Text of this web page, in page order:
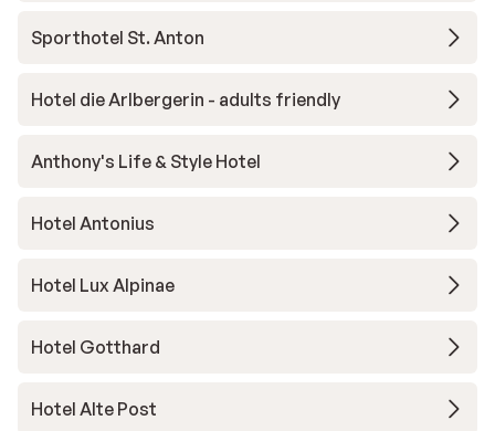
Sporthotel St. Anton
Hotel die Arlbergerin - adults friendly
Anthony's Life & Style Hotel
Hotel Antonius
Hotel Lux Alpinae
Hotel Gotthard
Hotel Alte Post